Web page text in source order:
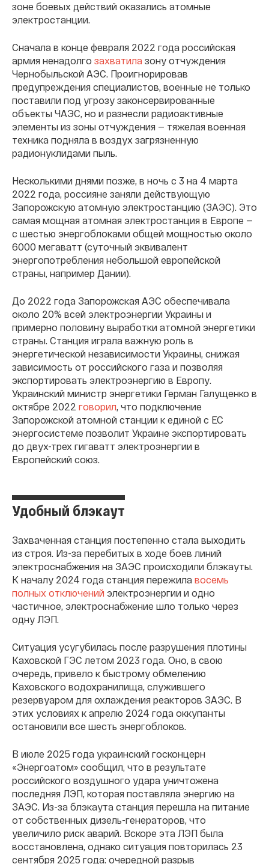
зоне боевых действий оказались атомные
электростанции.
Сначала в конце февраля 2022 года российская
армия ненадолго захватила зону отчуждения
Чернобыльской АЭС. Проигнорировав
предупреждения специалистов, военные не только
поставили под угрозу законсервированные
объекты ЧАЭС, но и разнесли радиоактивные
элементы из зоны отчуждения — тяжелая военная
техника подняла в воздух загрязненную
радионуклидами пыль.
Несколькими днями позже, в ночь с 3 на 4 марта
2022 года, россияне заняли действующую
Запорожскую атомную электростанцию (ЗАЭС). Это
самая мощная атомная электростанция в Европе —
с шестью энергоблоками общей мощностью около
6000 мегаватт (суточный эквивалент
энергопотребления небольшой европейской
страны, например Дании).
До 2022 года Запорожская АЭС обеспечивала
около 20% всей электроэнергии Украины и
примерно половину выработки атомной энергетики
страны. Станция играла важную роль в
энергетической независимости Украины, снижая
зависимость от российского газа и позволяя
экспортировать электроэнергию в Европу.
Украинский министр энергетики Герман Галущенко в
октябре 2022 говорил, что подключение
Запорожской атомной станции к единой с ЕС
энергосистеме позволит Украине экспортировать
до двух-трех гигаватт электроэнергии в
Европейский союз.
Удобный блэкаут
Захваченная станция постепенно стала выходить
из строя. Из-за перебитых в ходе боев линий
электроснабжения на ЗАЭС происходили блэкауты.
К началу 2024 года станция пережила восемь
полных отключений электроэнергии и одно
частичное, электроснабжение шло только через
одну ЛЭП.
Ситуация усугубилась после разрушения плотины
Каховской ГЭС летом 2023 года. Оно, в свою
очередь, привело к быстрому обмелению
Каховского водохранилища, служившего
резервуаром для охлаждения реакторов ЗАЭС. В
этих условиях к апрелю 2024 года оккупанты
остановили все шесть энергоблоков.
В июле 2025 года украинский госконцерн
«Энергоатом» сообщил, что в результате
российского воздушного удара уничтожена
последняя ЛЭП, которая поставляла энергию на
ЗАЭС. Из-за блэкаута станция перешла на питание
от собственных дизель-генераторов, что
увеличило риск аварий. Вскоре эта ЛЭП была
восстановлена, однако ситуация повторилась 23
сентября 2025 года: очередной разрыв